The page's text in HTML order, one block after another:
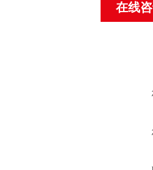
产品净
在线